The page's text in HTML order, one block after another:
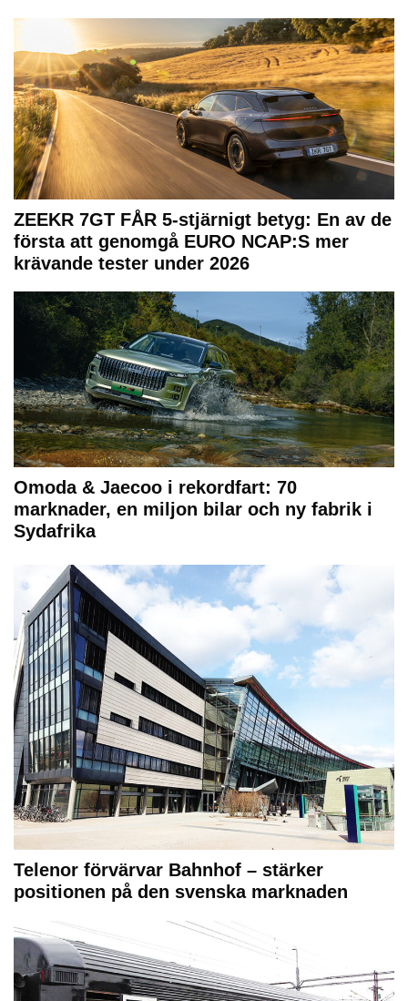
ZEEKR 7GT FÅR 5-stjärnigt betyg: En av de
första att genomgå EURO NCAP:S mer
krävande tester under 2026
Omoda & Jaecoo i rekordfart: 70
marknader, en miljon bilar och ny fabrik i
Sydafrika
Telenor förvärvar Bahnhof – stärker
positionen på den svenska marknaden